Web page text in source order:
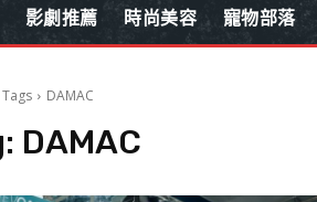
影劇推薦 時尚美容 寵物部落
Tags DAMAC
DAMAC